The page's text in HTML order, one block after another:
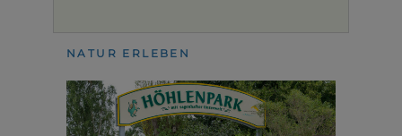
NATUR ERLEBEN